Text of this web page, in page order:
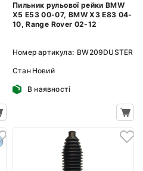
Пильник рульової рейки BMW
X5 E53 00-07, BMW X3 E83 04-
10, Range Rover 02-12
Номер артикула: BW209DUSTER
Стан Новий
В наявності